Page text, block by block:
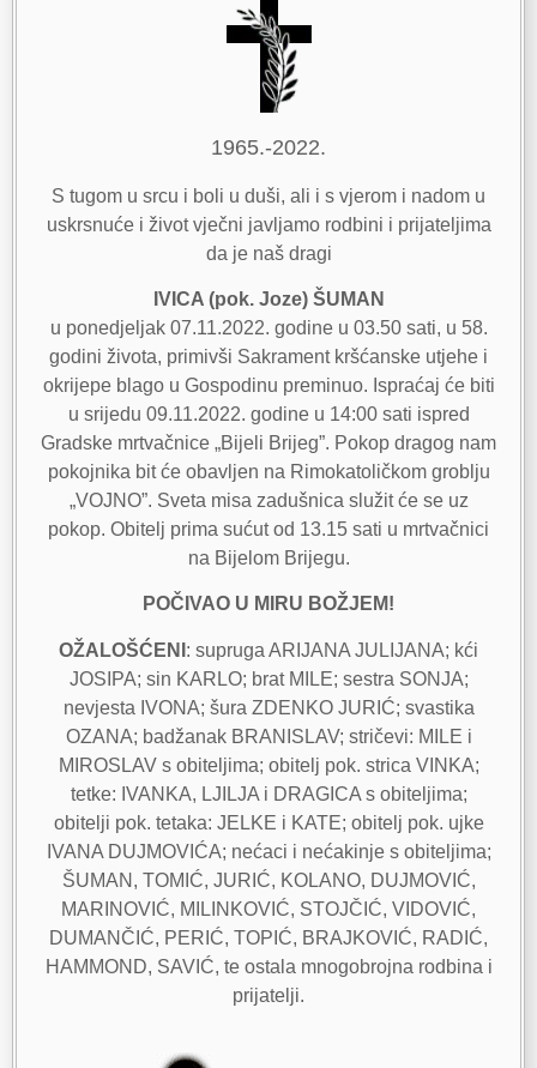
1965.-2022.
S tugom u srcu i boli u duši, ali i s vjerom i nadom u
uskrsnuće i život vječni javljamo rodbini i prijateljima
da je naš dragi
IVICA (pok. Joze) ŠUMAN
u ponedjeljak 07.11.2022. godine u 03.50 sati, u 58.
godini života, primivši Sakrament kršćanske utjehe i
okrijepe blago u Gospodinu preminuo. Ispraćaj će biti
u srijedu 09.11.2022. godine u 14:00 sati ispred
Gradske mrtvačnice „Bijeli Brijeg”. Pokop dragog nam
pokojnika bit će obavljen na Rimokatoličkom groblju
„VOJNO”. Sveta misa zadušnica služit će se uz
pokop. Obitelj prima sućut od 13.15 sati u mrtvačnici
na Bijelom Brijegu.
POČIVAO U MIRU BOŽJEM!
OŽALOŠĆENI : supruga ARIJANA JULIJANA; kći
JOSIPA; sin KARLO; brat MILE; sestra SONJA;
nevjesta IVONA; šura ZDENKO JURIĆ; svastika
OZANA; badžanak BRANISLAV; stričevi: MILE i
MIROSLAV s obiteljima; obitelj pok. strica VINKA;
tetke: IVANKA, LJILJA i DRAGICA s obiteljima;
obitelji pok. tetaka: JELKE i KATE; obitelj pok. ujke
IVANA DUJMOVIĆA; nećaci i nećakinje s obiteljima;
ŠUMAN, TOMIĆ, JURIĆ, KOLANO, DUJMOVIĆ,
MARINOVIĆ, MILINKOVIĆ, STOJČIĆ, VIDOVIĆ,
DUMANČIĆ, PERIĆ, TOPIĆ, BRAJKOVIĆ, RADIĆ,
HAMMOND, SAVIĆ, te ostala mnogobrojna rodbina i
prijatelji.